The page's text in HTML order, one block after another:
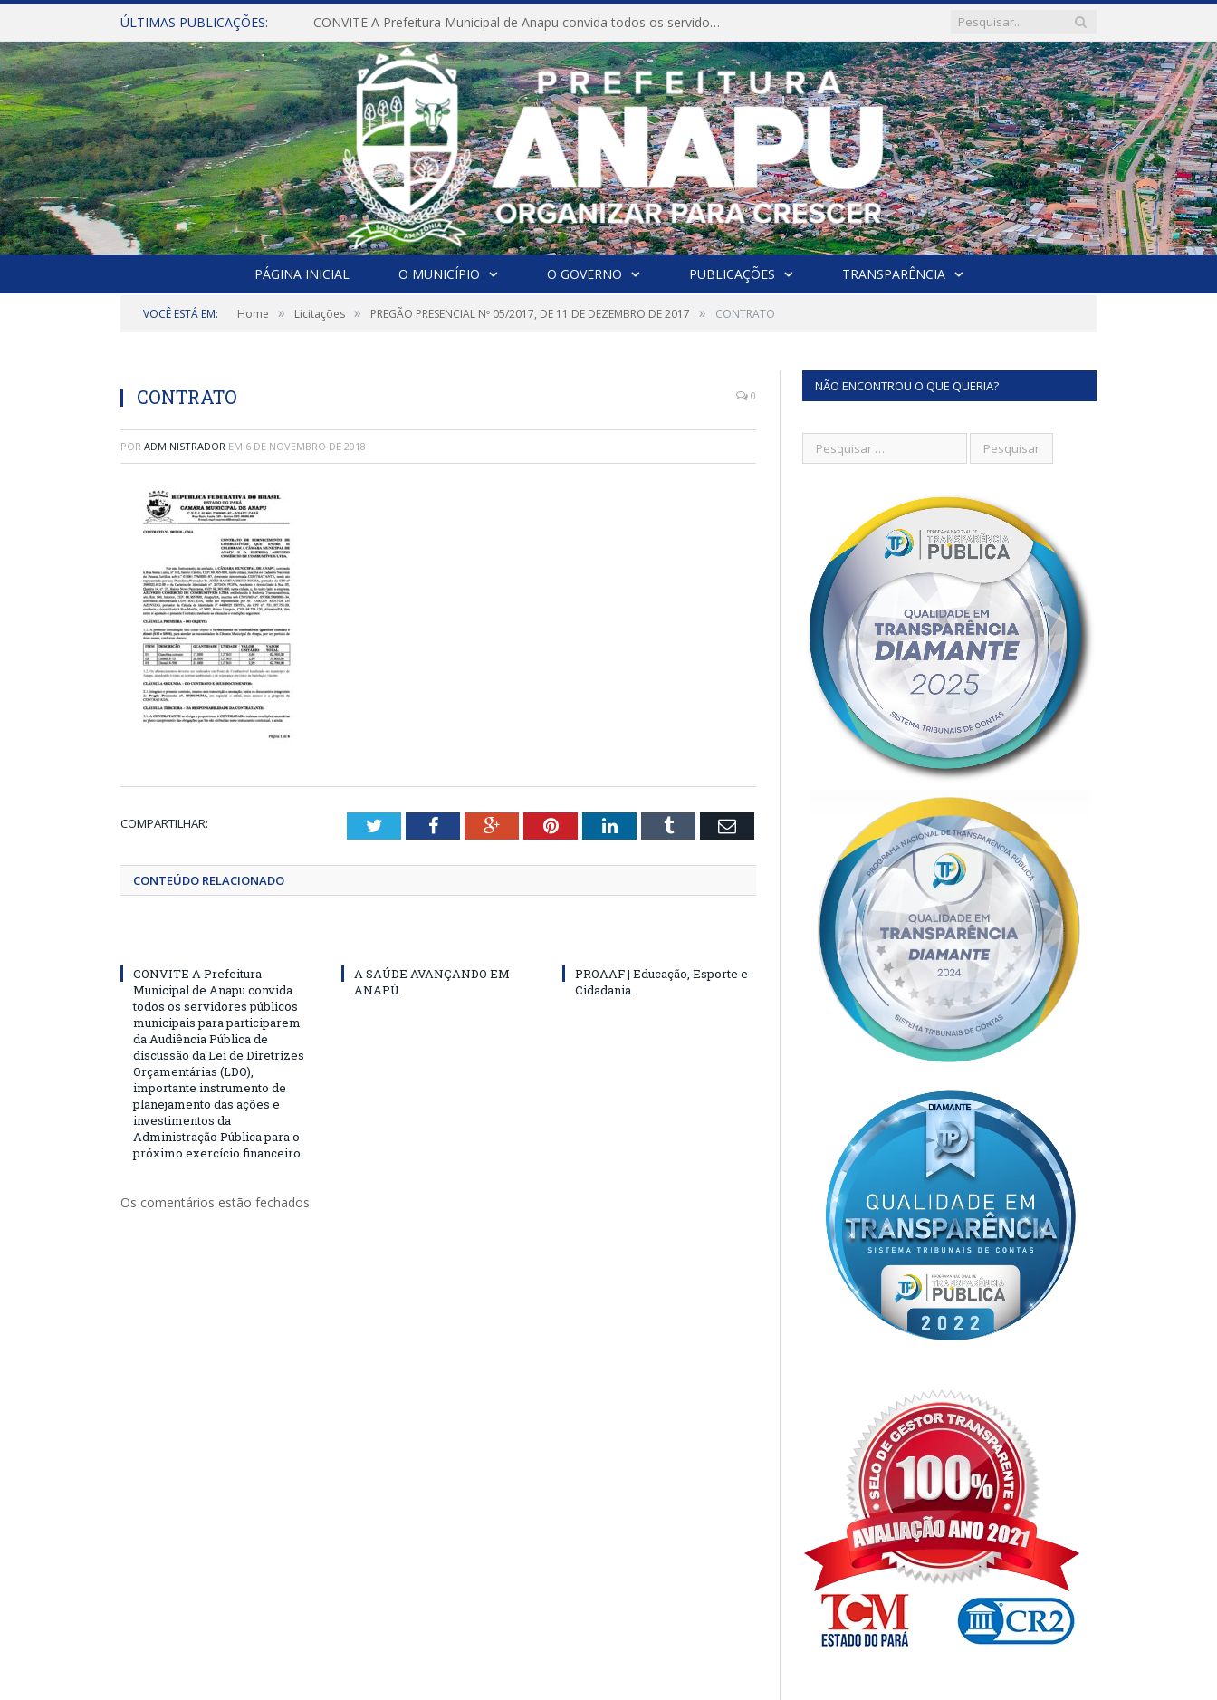
ÚLTIMAS PUBLICAÇÕES: CONVITE A Prefeitura Municipal de Anapu convida todos os servidores públicos municipais para participarem da Audiência Pública de discussão da Lei de Diretrizes Orçamentárias (LDO), importante instrumento de planejamento das ações e investimentos da Administração Pública para o próximo exercício financeiro.
PÁGINA INICIAL O MUNICÍPIO O GOVERNO PUBLICAÇÕES TRANSPARÊNCIA
VOCÊ ESTÁ EM: Home » Licitações » PREGÃO PRESENCIAL Nº 05/2017, DE 11 DE DEZEMBRO DE 2017 » CONTRATO
CONTRATO 0
POR ADMINISTRADOR EM 6 DE NOVEMBRO DE 2018
COMPARTILHAR: TwitterFacebookGoogle+PinterestLinkedInTumblr Email
CONTEÚDO RELACIONADO
CONVITE A Prefeitura
Municipal de Anapu convida
todos os servidores públicos
municipais para participarem
da Audiência Pública de
discussão da Lei de Diretrizes
Orçamentárias (LDO),
importante instrumento de
planejamento das ações e
investimentos da
Administração Pública para o
próximo exercício financeiro.
A SAÚDE AVANÇANDO EM
ANAPÚ.
PROAAF | Educação, Esporte e
Cidadania.
Os comentários estão fechados.
NÃO ENCONTROU O QUE QUERIA?